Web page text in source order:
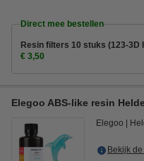
Direct mee bestellen
Resin filters 10 stuks (123-3D
€ 3,50
Elegoo ABS-like resin
Elegoo
Bekijk